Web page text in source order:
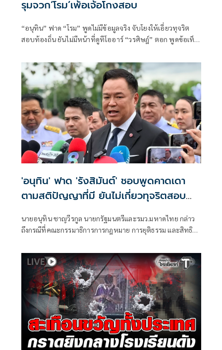
รุมจวก‘โรม’เพ้อเจ้อโกงสอบ
“อนุทิน” ฟาด “โรม” พูดไม่มีข้อมูลจริง จับโยงให้เอี่ยวทุจริต
สอบท้องถิ่น ยันไม่มีหน้าที่ดูทีโออาร์ “วรศิษฎ์” ตอก พูดข้อเท็จ
'อนุทิน' ฟาด 'รังสิมันต์' ชอบพูดคาดเดา
ตามสติปัญญาที่มี ยันไม่เกี่ยวทุจริตสอบ
นายอนุทิน ชาญวีรกูล นายกรัฐมนตรีและรมว.มหาดไทย กล่าว
ถึงกรณีที่คณะกรรมาธิการการกฎหมาย การยุติธรรม และสิทธิ
กรรมาธิการ มีการอ้างชื่อนายกรัฐมนตรี เข้าไปเกี่ยวข้องกับการ
ทุจริตสอบท้องถิ่น